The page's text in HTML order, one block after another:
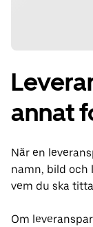
annat
När en
namn, bild och
vem du ska
Om